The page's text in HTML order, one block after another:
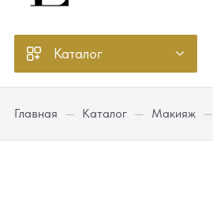
Каталог
Главная — Каталог — Макияж —